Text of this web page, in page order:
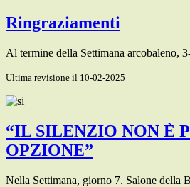
Ringraziamenti
Al termine della Settimana arcobaleno,
Ultima revisione il 10-02-2025
“IL SILENZIO NON È
OPZIONE”
Nella Settimana, giorno 7. Salone della